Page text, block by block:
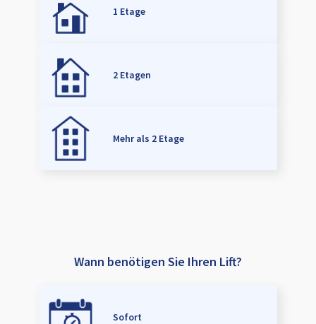
1 Etage
2 Etagen
Mehr als 2 Etage
Wann benötigen Sie Ihren Lift?
Sofort